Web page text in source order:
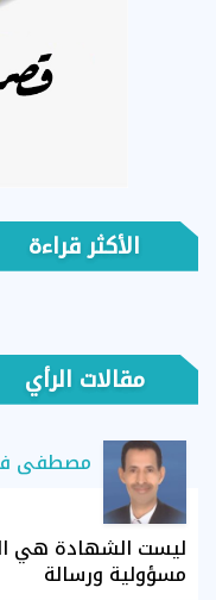
الأكثر قراءة
مقالات الرأي
مصطفى
ليست الشهادة هي
مسؤولية ورسالة